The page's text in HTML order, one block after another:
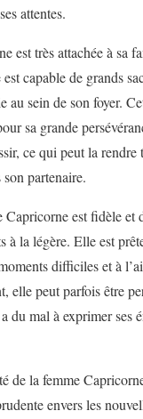
attentes.
est très attachée à sa
capable de grands
au sein de son foyer.
sa grande
ce qui peut la rendre
partenaire.
est fidèle et
à la légère. Elle est
difficiles et à
elle peut parfois être
du mal à exprimer ses
de la femme
envers les